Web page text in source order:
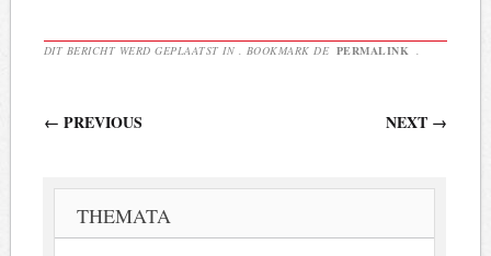
DIT BERICHT WERD GEPLAATST IN . BOOKMARK DE PERMALINK
Berichtnavigatie
← PREVIOUS NEXT →
THEMATA